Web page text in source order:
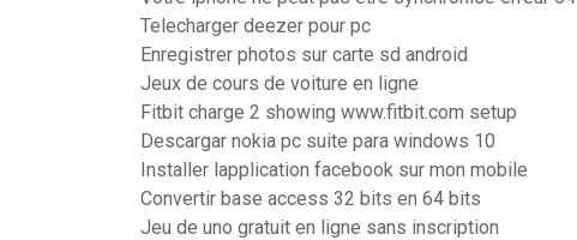
Telecharger deezer pour pc
Enregistrer photos sur carte sd android
Jeux de cours de voiture en ligne
Fitbit charge 2 showing www.fitbit.com setup
Descargar nokia pc suite para windows 10
Installer lapplication facebook sur mon mobile
Convertir base access 32 bits en 64 bits
Jeu de uno gratuit en ligne sans inscription